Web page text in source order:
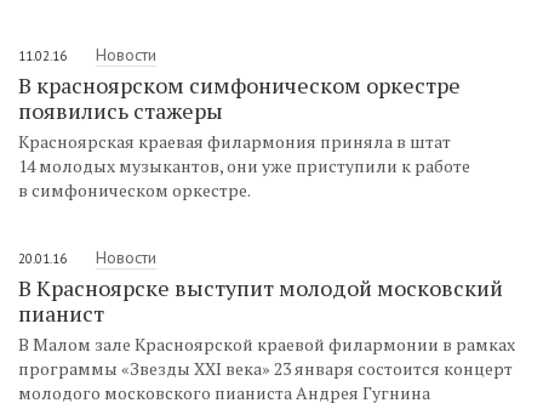
11.02.16 Новости
В красноярском симфоническом оркестре
появились стажеры
Красноярская краевая филармония приняла в штат
14 молодых музыкантов, они уже приступили к работе
в симфоническом оркестре.
20.01.16 Новости
В Красноярске выступит молодой московский
пианист
В Малом зале Красноярской краевой филармонии в рамках
программы «Звезды XXI века» 23 января состоится концерт
молодого московского пианиста Андрея Гугнина